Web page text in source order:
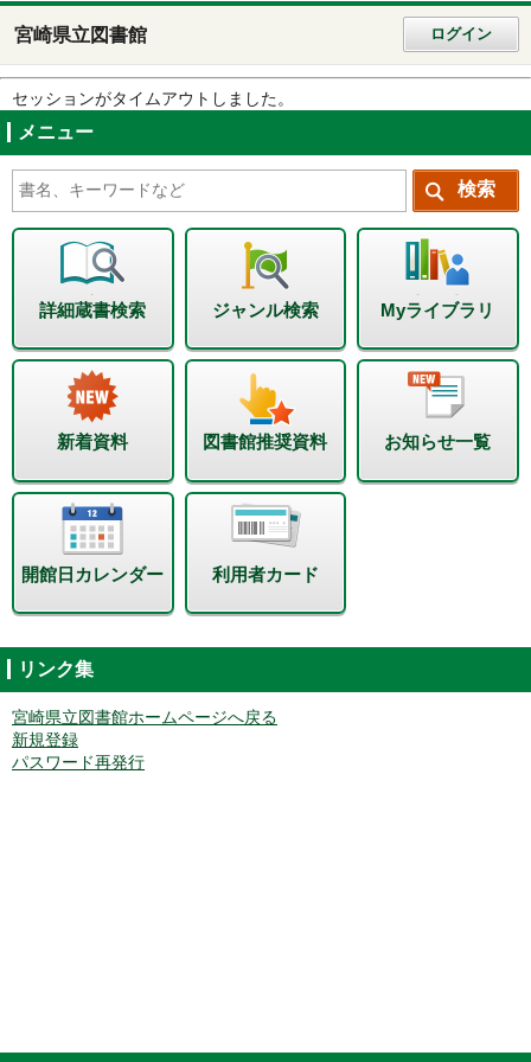
宮崎県立図書館 ログイン
セッションがタイムアウトしました。
メニュー
詳細蔵書検索 ジャンル検索 Myライブラリ
新着資料 図書館推奨資料 お知らせ一覧
開館日カレンダー 利用者カード
リンク集
宮崎県立図書館ホームページへ戻る
新規登録
パスワード再発行